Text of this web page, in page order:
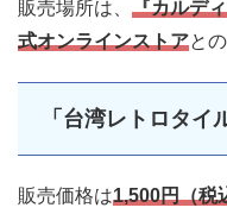
販売場所は、 『カルデ
式オンラインストアと
「台湾レトロタイ
販売価格は1,500円（税